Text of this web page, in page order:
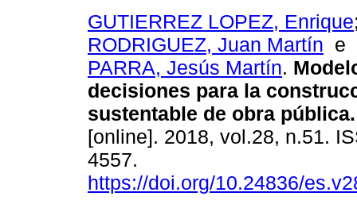
GUTIERREZ LOPEZ, Enrique
RODRIGUEZ, Juan Martín e
PARRA, Jesús Martín.
decisiones para la
sustentable de obra pública.
[online]. 2018, vol.28, n.51.
4557.
https://doi.org/10.24836/